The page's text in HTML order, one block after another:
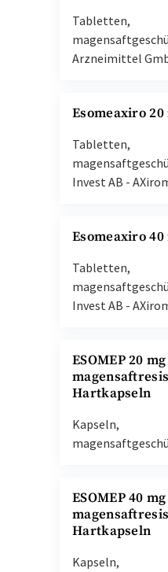
Tabletten,
Arzneimittel
Esomeaxiro 20
Tabletten,
Invest AB -
Esomeaxiro 40
Tabletten,
Invest AB -
ESOMEP 20 mg
Hartkapseln
Kapseln,
ESOMEP 40 mg
Hartkapseln
Kapseln,